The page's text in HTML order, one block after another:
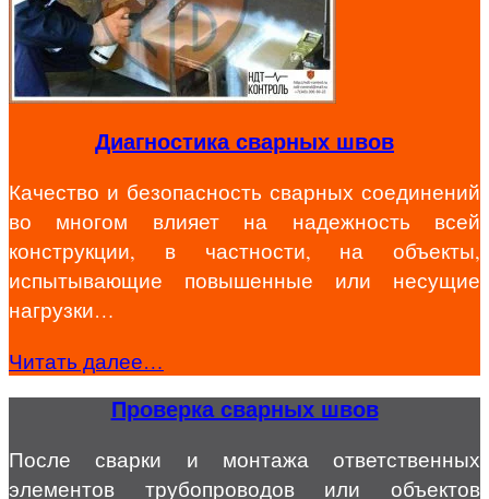
Диагностика сварных швов
Качество и безопасность сварных соединений
во многом влияет на надежность всей
конструкции, в частности, на объекты,
испытывающие повышенные или несущие
нагрузки…
Читать далее…
Проверка сварных швов
После сварки и монтажа ответственных
элементов трубопроводов или объектов